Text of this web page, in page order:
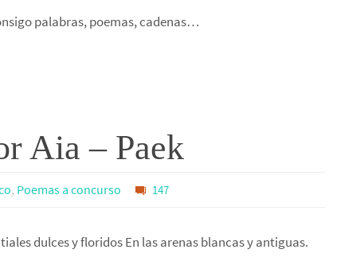
palabras, poemas, cadenas…
Aia – Paek
, Poemas a concurso 147
dulces y floridos En las arenas blancas y antiguas.